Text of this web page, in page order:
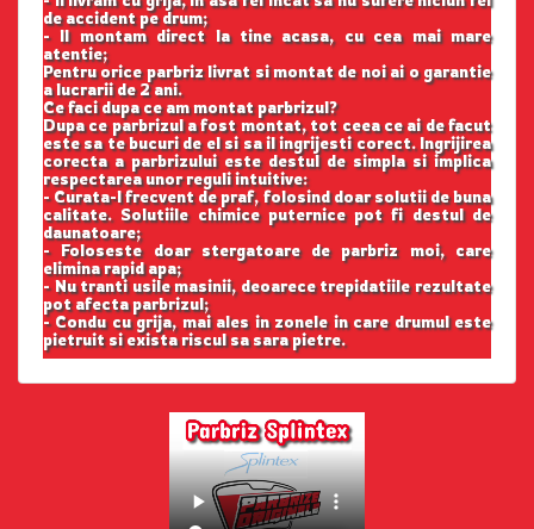
de accident pe drum;
- Il montam direct la tine acasa, cu cea mai mare
atentie;
Pentru orice parbriz livrat si montat de noi ai o garantie
a lucrarii de 2 ani.
Ce faci dupa ce am montat parbrizul?
Dupa ce parbrizul a fost montat, tot ceea ce ai de facut
este sa te bucuri de el si sa il ingrijesti corect. Ingrijirea
corecta a parbrizului este destul de simpla si implica
respectarea unor reguli intuitive:
- Curata-l frecvent de praf, folosind doar solutii de buna
calitate. Solutiile chimice puternice pot fi destul de
daunatoare;
- Foloseste doar stergatoare de parbriz moi, care
elimina rapid apa;
- Nu tranti usile masinii, deoarece trepidatiile rezultate
pot afecta parbrizul;
- Condu cu grija, mai ales in zonele in care drumul este
pietruit si exista riscul sa sara pietre.